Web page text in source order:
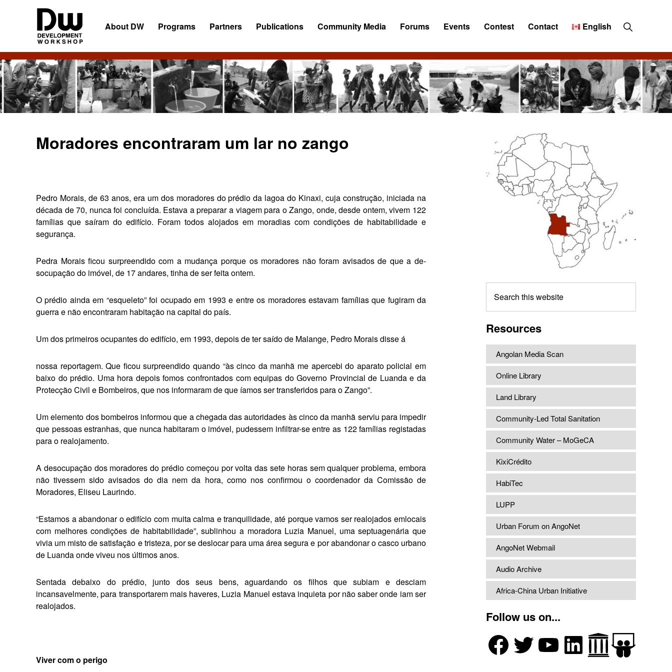
DW
Angola
Development
Workshop
Angola
About DW Programs Partners Publications Community Media Forums Events Contest Contact English Show
Search
Moradores encontraram um lar no zango
Pedro Morais, de 63 anos, era um dos moradores do prédio da lagoa do Kinaxi, cuja cons­trução, iniciada na
década de 70, nunca foi concluída. Estava a preparar a viagem para o Zan­go, onde, desde ontem, vivem 122
famílias que saíram do edi­fício. Foram todos alojados em moradias com condições de ha­bitabilidade e
segurança.
Pedra Morais ficou surpreendido com a mudança porque os morado­res não foram avisados de que a de­
socupação do imóvel, de 17 anda­res, tinha de ser feita ontem.
O prédio ainda em “esqueleto” foi ocupado em 1993 e entre os mo­radores estavam famílias que fugi­ram da
guerra e não encontraram habitação na capital do país.
Um dos primeiros ocupantes do edifício, em 1993, depois de ter saí­do de Malange, Pedro Morais disse á
nossa reportagem. Que ficou sur­preendido quando “às cinco da ma­nhã me apercebi do aparato policial em
baixo do prédio. Uma hora de­pois fomos confrontados com equi­pas do Governo Provincial de Luanda e da
Protecção Civil e Bombei­ros, que nos informaram de que ía­mos ser transferidos para o Zango”.
Um elemento dos bombeiros in­formou que a chegada das autorida­des às cinco da manhã serviu para impedir
que pessoas estranhas, que nunca habitaram o imóvel, pudes­sem infiltrar-se entre as 122 famí­lias registadas
para o realojamento.
A desocupação dos moradores do prédio começou por volta das sete horas sem qualquer problema, embora
não tivessem sido avisados do dia nem da hora, como nos con­firmou o coordenador da Comissão de
Moradores, Eliseu Laurindo.
“Estamos a abandonar o edifício com muita calma e tranquilidade, até porque vamos ser realojados emlocais
com melhores condições de habitabilidade”, sublinhou a moradora Luzia Manuel, uma septuage­nária que
vivia um misto de satisfa­ção e tristeza, por se deslocar para uma área segura e por abandonar o casco urbano
de Luanda onde viveu nos últimos anos.
Sentada debaixo do prédio, jun­to dos seus bens, aguardando os fi­lhos que subiam e desciam
incansavelmente, para transportarem mais haveres, Luzia Manuel esta­va inquieta por não saber onde iam ser
realojados.
Viver com o perigo
Primary
Sidebar
this
Resources
Angolan Media Scan
Online Library
Land Library
Community-Led Total Sanitation
Community Water – MoGeCA
KixiCrédito
HabiTec
LUPP
Urban Forum on AngoNet
AngoNet Webmail
Audio Archive
Africa-China Urban Initiative
Follow us on...